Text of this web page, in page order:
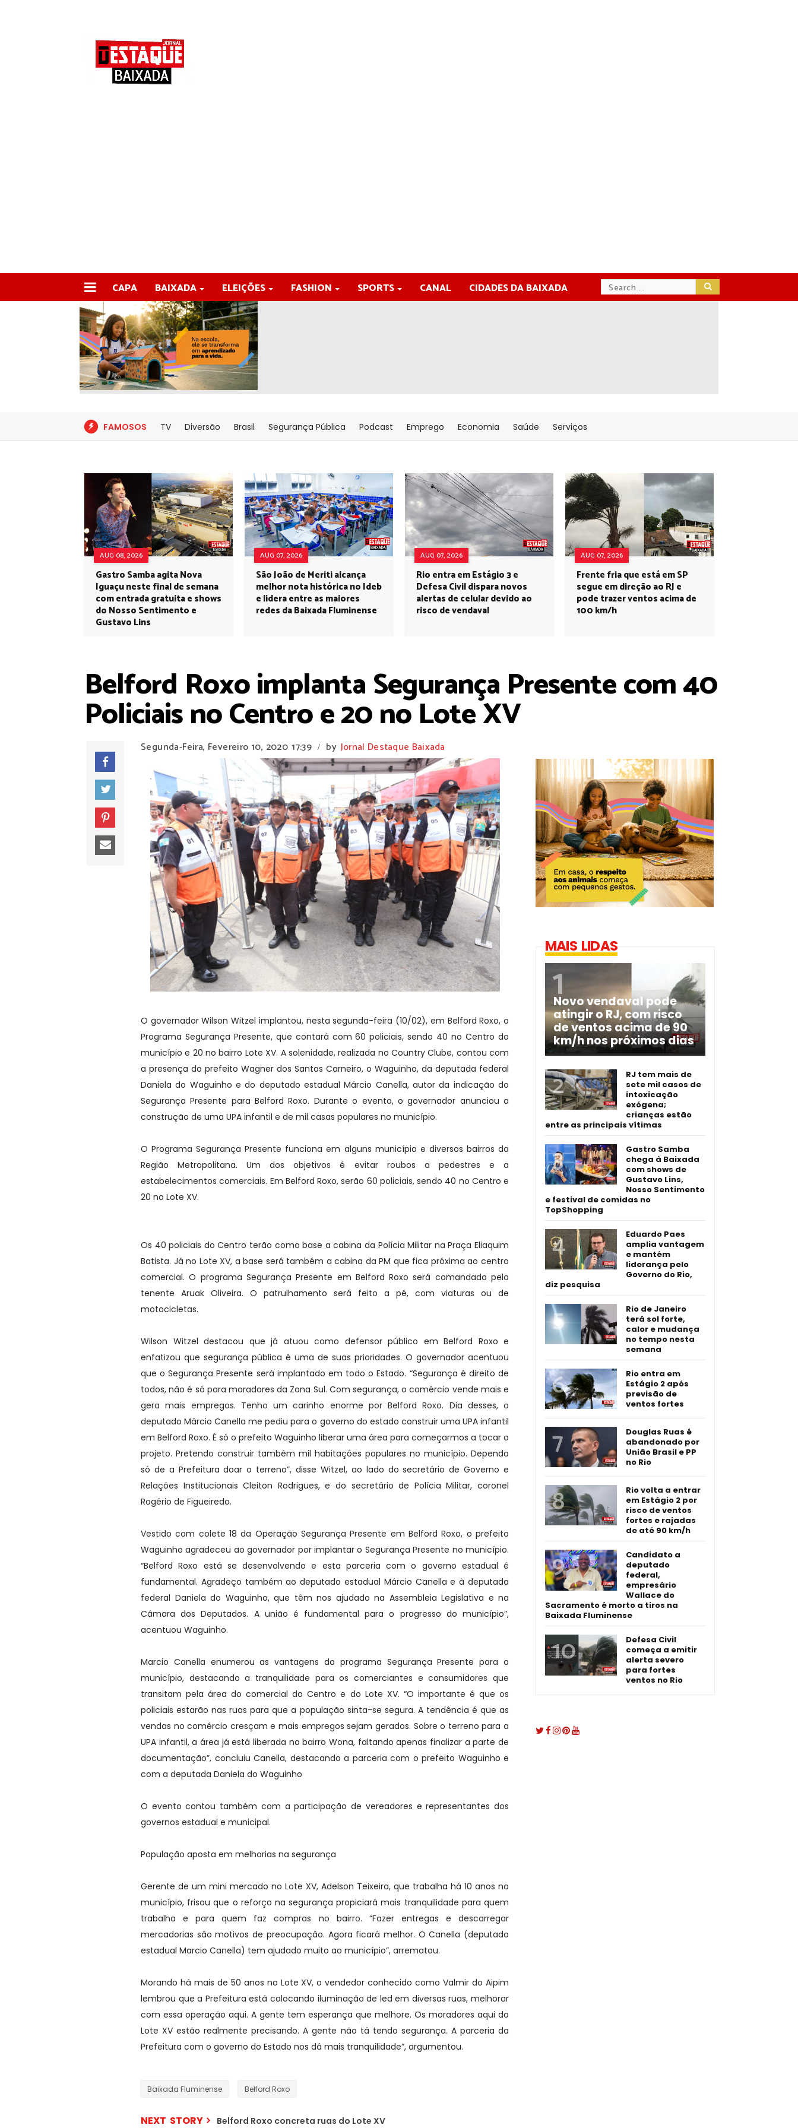
CAPA BAIXADA ELEIÇÕES FASHION SPORTS CANAL CIDADES DA BAIXADA
FAMOSOS TV Diversão Brasil Segurança Pública Podcast Emprego Economia Saúde Serviços
AUG 08, 2026
Gastro Samba agita Nova
Iguaçu neste final de semana
com entrada gratuita e shows
do Nosso Sentimento e
Gustavo Lins
AUG 07, 2026
São João de Meriti alcança
melhor nota histórica no Ideb
e lidera entre as maiores
redes da Baixada Fluminense
AUG 07, 2026
Rio entra em Estágio 3 e
Defesa Civil dispara novos
alertas de celular devido ao
risco de vendaval
AUG 07, 2026
Frente fria que está em SP
segue em direção ao RJ e
pode trazer ventos acima de
100 km/h
Belford Roxo implanta Segurança Presente com 40
Policiais no Centro e 20 no Lote XV
Segunda-Feira, Fevereiro 10, 2020 17:39 / by Jornal Destaque Baixada
O governador Wilson Witzel implantou, nesta segunda-feira (10/02), em Belford Roxo, o
Programa Segurança Presente, que contará com 60 policiais, sendo 40 no Centro do
município e 20 no bairro Lote XV. A solenidade, realizada no Country Clube, contou com
a presença do prefeito Wagner dos Santos Carneiro, o Waguinho, da deputada federal
Daniela do Waguinho e do deputado estadual Márcio Canella, autor da indicação do
Segurança Presente para Belford Roxo. Durante o evento, o governador anunciou a
construção de uma UPA infantil e de mil casas populares no município.
O Programa Segurança Presente funciona em alguns município e diversos bairros da
Região Metropolitana. Um dos objetivos é evitar roubos a pedestres e a
estabelecimentos comerciais. Em Belford Roxo, serão 60 policiais, sendo 40 no Centro e
20 no Lote XV.
Os 40 policiais do Centro terão como base a cabina da Polícia Militar na Praça Eliaquim
Batista. Já no Lote XV, a base será também a cabina da PM que fica próxima ao centro
comercial. O programa Segurança Presente em Belford Roxo será comandado pelo
tenente Aruak Oliveira. O patrulhamento será feito a pé, com viaturas ou de
motocicletas.
Wilson Witzel destacou que já atuou como defensor público em Belford Roxo e
enfatizou que segurança pública é uma de suas prioridades. O governador acentuou
que o Segurança Presente será implantado em todo o Estado. “Segurança é direito de
todos, não é só para moradores da Zona Sul. Com segurança, o comércio vende mais e
gera mais empregos. Tenho um carinho enorme por Belford Roxo. Dia desses, o
deputado Márcio Canella me pediu para o governo do estado construir uma UPA infantil
em Belford Roxo. É só o prefeito Waguinho liberar uma área para começarmos a tocar o
projeto. Pretendo construir também mil habitações populares no município. Dependo
só de a Prefeitura doar o terreno”, disse Witzel, ao lado do secretário de Governo e
Relações Institucionais Cleiton Rodrigues, e do secretário de Polícia Militar, coronel
Rogério de Figueiredo.
Vestido com colete 18 da Operação Segurança Presente em Belford Roxo, o prefeito
Waguinho agradeceu ao governador por implantar o Segurança Presente no município.
“Belford Roxo está se desenvolvendo e esta parceria com o governo estadual é
fundamental. Agradeço também ao deputado estadual Márcio Canella e à deputada
federal Daniela do Waguinho, que têm nos ajudado na Assembleia Legislativa e na
Câmara dos Deputados. A união é fundamental para o progresso do município”,
acentuou Waguinho.
Marcio Canella enumerou as vantagens do programa Segurança Presente para o
município, destacando a tranquilidade para os comerciantes e consumidores que
transitam pela área do comercial do Centro e do Lote XV. “O importante é que os
policiais estarão nas ruas para que a população sinta-se segura. A tendência é que as
vendas no comércio cresçam e mais empregos sejam gerados. Sobre o terreno para a
UPA infantil, a área já está liberada no bairro Wona, faltando apenas finalizar a parte de
documentação”, concluiu Canella, destacando a parceria com o prefeito Waguinho e
com a deputada Daniela do Waguinho
O evento contou também com a participação de vereadores e representantes dos
governos estadual e municipal.
População aposta em melhorias na segurança
Gerente de um mini mercado no Lote XV, Adelson Teixeira, que trabalha há 10 anos no
município, frisou que o reforço na segurança propiciará mais tranquilidade para quem
trabalha e para quem faz compras no bairro. “Fazer entregas e descarregar
mercadorias são motivos de preocupação. Agora ficará melhor. O Canella (deputado
estadual Marcio Canella) tem ajudado muito ao município”, arrematou.
Morando há mais de 50 anos no Lote XV, o vendedor conhecido como Valmir do Aipim
lembrou que a Prefeitura está colocando iluminação de led em diversas ruas, melhorar
com essa operação aqui. A gente tem esperança que melhore. Os moradores aqui do
Lote XV estão realmente precisando. A gente não tá tendo segurança. A parceria da
Prefeitura com o governo do Estado nos dá mais tranquilidade”, argumentou.
Baixada Fluminense Belford Roxo
NEXT STORY Belford Roxo concreta ruas do Lote XV
MAIS LIDAS
Novo vendaval pode
atingir o RJ, com risco
de ventos acima de 90
km/h nos próximos dias
RJ tem mais de
sete mil casos de
intoxicação
exógena;
crianças estão
entre as principais vítimas
Gastro Samba
chega à Baixada
com shows de
Gustavo Lins,
Nosso Sentimento
e festival de comidas no
TopShopping
Eduardo Paes
amplia vantagem
e mantém
liderança pelo
Governo do Rio,
diz pesquisa
Rio de Janeiro
terá sol forte,
calor e mudança
no tempo nesta
semana
Rio entra em
Estágio 2 após
previsão de
ventos fortes
Douglas Ruas é
abandonado por
União Brasil e PP
no Rio
Rio volta a entrar
em Estágio 2 por
risco de ventos
fortes e rajadas
de até 90 km/h
Candidato a
deputado
federal,
empresário
Wallace do
Sacramento é morto a tiros na
Baixada Fluminense
Defesa Civil
começa a emitir
alerta severo
para fortes
ventos no Rio